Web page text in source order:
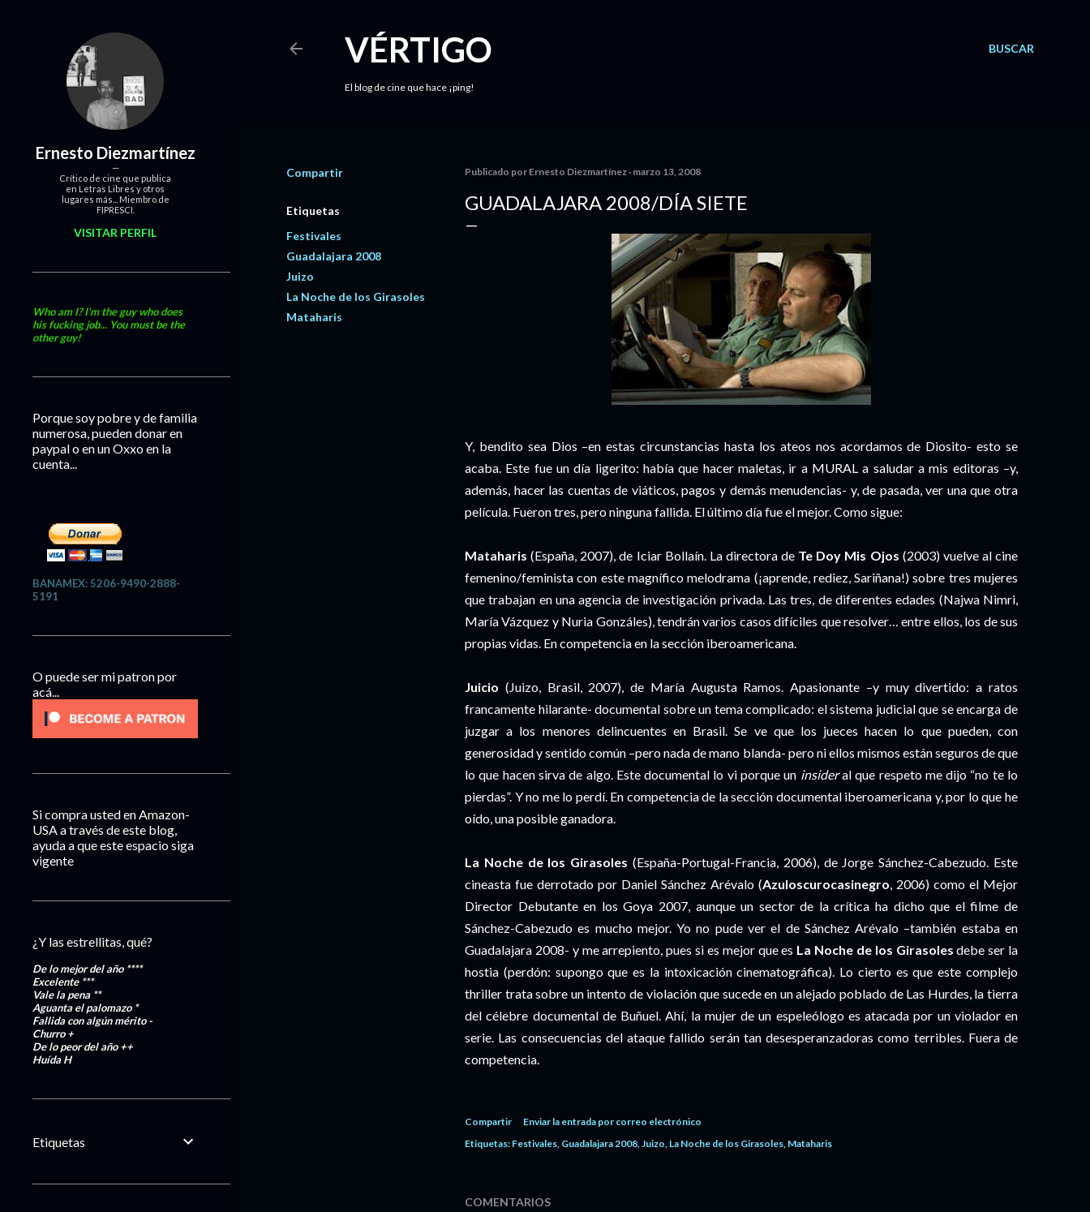
BUSCAR
VÉRTIGO
El blog de cine que hace ¡ping!
Compartir
Etiquetas
Festivales
Guadalajara 2008
Juizo
La Noche de los Girasoles
Mataharis
Publicado por Ernesto Diezmartínez marzo 13, 2008
GUADALAJARA 2008/DÍA SIETE
Y, bendito sea Dios –en estas circunstancias hasta los ateos nos acordamos de Diosito- esto se
acaba. Este fue un día ligerito: había que hacer maletas, ir a MURAL a saludar a mis editoras –y,
además, hacer las cuentas de viáticos, pagos y demás menudencias- y, de pasada, ver una que otra
película. Fueron tres, pero ninguna fallida. El último día fue el mejor. Como sigue:
Mataharis (España, 2007), de Iciar Bollaín. La directora de Te Doy Mis Ojos (2003) vuelve al cine
femenino/feminista con este magnífico melodrama (¡aprende, rediez, Sariñana!) sobre tres mujeres
que trabajan en una agencia de investigación privada. Las tres, de diferentes edades (Najwa Nimri,
María Vázquez y Nuria Gonzáles), tendrán varios casos difíciles que resolver… entre ellos, los de sus
propias vidas. En competencia en la sección iberoamericana.
Juicio (Juizo, Brasil, 2007), de María Augusta Ramos. Apasionante –y muy divertido: a ratos
francamente hilarante- documental sobre un tema complicado: el sistema judicial que se encarga de
juzgar a los menores delincuentes en Brasil. Se ve que los jueces hacen lo que pueden, con
generosidad y sentido común –pero nada de mano blanda- pero ni ellos mismos están seguros de que
lo que hacen sirva de algo. Este documental lo vi porque un insideral que respeto me dijo “no te lo
pierdas”. Y no me lo perdí. En competencia de la sección documental iberoamericana y, por lo que he
oído, una posible ganadora.
La Noche de los Girasoles (España-Portugal-Francia, 2006), de Jorge Sánchez-Cabezudo. Este
cineasta fue derrotado por Daniel Sánchez Arévalo (Azuloscurocasinegro, 2006) como el Mejor
Director Debutante en los Goya 2007, aunque un sector de la crítica ha dicho que el filme de
Sánchez-Cabezudo es mucho mejor. Yo no pude ver el de Sánchez Arévalo –también estaba en
Guadalajara 2008- y me arrepiento, pues si es mejor que es La Noche de los Girasoles debe ser la
hostia (perdón: supongo que es la intoxicación cinematográfica). Lo cierto es que este complejo
thriller trata sobre un intento de violación que sucede en un alejado poblado de Las Hurdes, la tierra
del célebre documental de Buñuel. Ahí, la mujer de un espeleólogo es atacada por un violador en
serie. Las consecuencias del ataque fallido serán tan desesperanzadoras como terribles. Fuera de
competencia.
Compartir
Enviar la entrada por correo electrónico
Etiquetas: Festivales Guadalajara 2008 Juizo La Noche de los Girasoles Mataharis
COMENTARIOS
Ernesto Diezmartínez
Crítico de cine que publica
en Letras Libres y otros
lugares más... Miembro de
FIPRESCI.
VISITAR PERFIL
Who am I? I'm the guy who does
his fucking job... You must be the
other guy!
Porque soy pobre y de familia
numerosa, pueden donar en
paypal o en un Oxxo en la
cuenta...
BANAMEX: 5206-9490-2888-
5191
O puede ser mi patron por
acá...
Si compra usted en Amazon-
USA a través de este blog,
ayuda a que este espacio siga
vigente
¿Y las estrellitas, qué?
De lo mejor del año ****
Excelente***
Vale la pena **
Aguanta el palomazo *
Fallida con algún mérito-
Churro+
De lo peor del año++
HuídaH
Etiquetas